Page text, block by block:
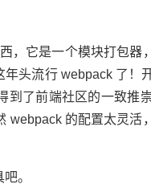
，它是一个模块打包器
年头流行 webpack 了！
到了前端社区的一致推
webpack 的配置太灵活
。